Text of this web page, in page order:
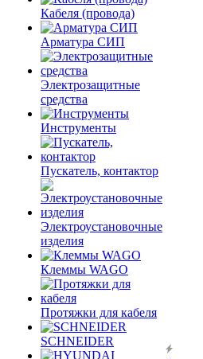
Кабеля (провода)
Арматура СИП
Электрозащитные
средства
Инструменты
Пускатель, контактор
Электроустановочные
изделия
Клеммы WAGO
Протяжки для кабеля
SCHNEIDER